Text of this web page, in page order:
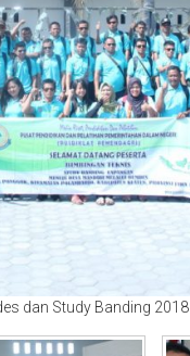
dan Study Banding 2018